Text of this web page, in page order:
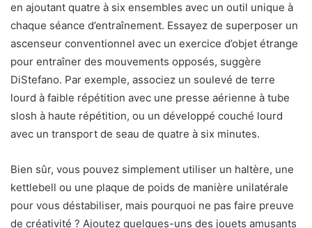
en ajoutant quatre à six ensembles avec un outil unique à
chaque séance d’entraînement. Essayez de superposer un
ascenseur conventionnel avec un exercice d’objet étrange
pour entraîner des mouvements opposés, suggère
DiStefano. Par exemple, associez un soulevé de terre
lourd à faible répétition avec une presse aérienne à tube
slosh à haute répétition, ou un développé couché lourd
avec un transport de seau de quatre à six minutes.
Bien sûr, vous pouvez simplement utiliser un haltère, une
kettlebell ou une plaque de poids de manière unilatérale
pour vous déstabiliser, mais pourquoi ne pas faire preuve
de créativité ? Ajoutez quelques-uns des jouets amusants